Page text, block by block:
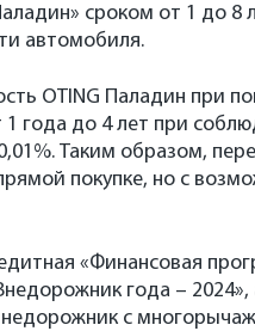
сроком от 1 до 8
автомобиля.
OTING Паладин при
года до 4 лет при
Таким образом,
покупке, но с
«Финансовая
года –
с